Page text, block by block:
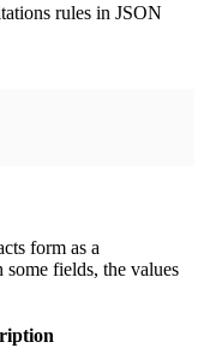
rules in JSON
form as a
fields, the values